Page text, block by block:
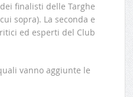
finalisti delle Targhe
sopra). La seconda e
ed esperti del Club
vanno aggiunte le